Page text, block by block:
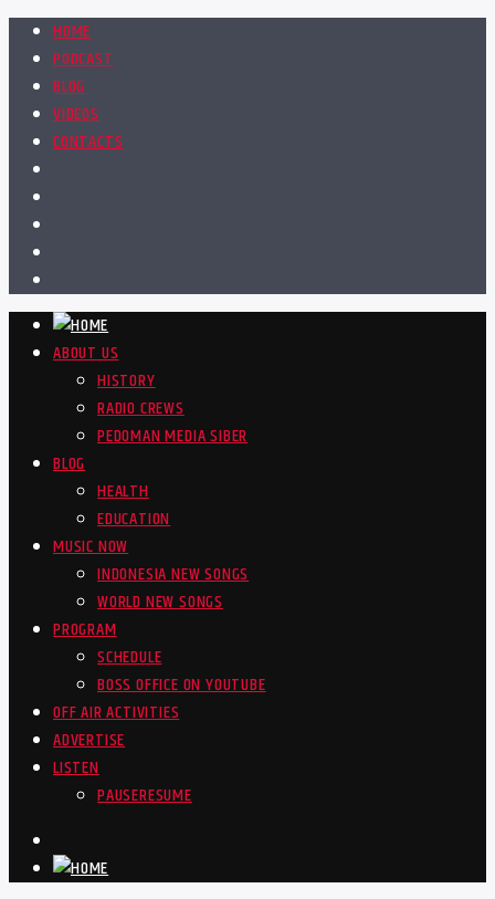
HOME
PODCAST
BLOG
VIDEOS
CONTACTS
ABOUT US
HISTORY
RADIO CREWS
PEDOMAN MEDIA SIBER
BLOG
HEALTH
EDUCATION
MUSIC NOW
INDONESIA NEW SONGS
WORLD NEW SONGS
PROGRAM
SCHEDULE
BOSS OFFICE ON YOUTUBE
OFF AIR ACTIVITIES
ADVERTISE
LISTEN
PAUSERESUME